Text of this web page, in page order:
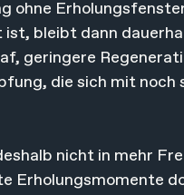
ohne
ist, bleibt dann
geringere
die sich mit
nicht in mehr
Erholungsmomente